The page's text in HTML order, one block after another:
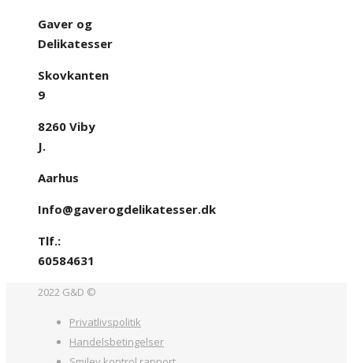
Gaver og
Delikatesser
Skovkanten
9
8260 Viby
J.
Aarhus
Info@gaverogdelikatesser.dk
Tlf.:
60584631
2022 G&D ©
Privatlivspolitik
Handelsbetingelser